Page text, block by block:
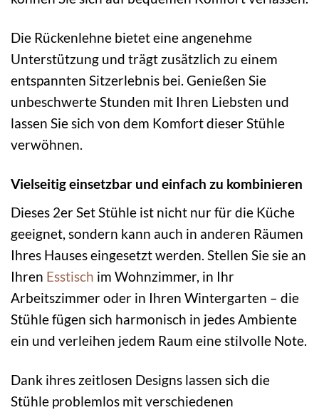
Die Rückenlehne bietet eine angenehme
Unterstützung und trägt zusätzlich zu einem
entspannten Sitzerlebnis bei. Genießen Sie
unbeschwerte Stunden mit Ihren Liebsten und
lassen Sie sich von dem Komfort dieser Stühle
verwöhnen.
Vielseitig einsetzbar und einfach zu kombinieren
Dieses 2er Set Stühle ist nicht nur für die Küche
geeignet, sondern kann auch in anderen Räumen
Ihres Hauses eingesetzt werden. Stellen Sie sie an
Ihren Esstisch im Wohnzimmer, in Ihr
Arbeitszimmer oder in Ihren Wintergarten – die
Stühle fügen sich harmonisch in jedes Ambiente
ein und verleihen jedem Raum eine stilvolle Note.
Dank ihres zeitlosen Designs lassen sich die
Stühle problemlos mit verschiedenen